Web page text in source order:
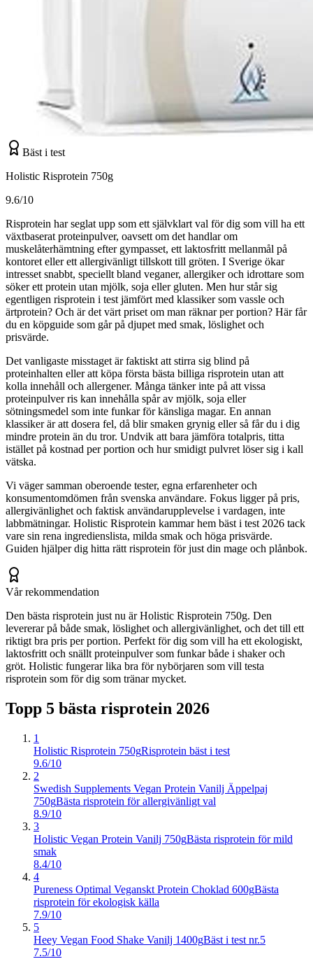
Bäst i test
Holistic Risprotein 750g
9.6/10
Risprotein har seglat upp som ett självklart val för dig som vill ha ett
växtbaserat proteinpulver, oavsett om det handlar om
muskelåterhämtning efter gympasset, ett laktosfritt mellanmål på
kontoret eller ett allergivänligt tillskott till gröten. I Sverige ökar
intresset snabbt, speciellt bland veganer, allergiker och idrottare som
söker ett protein utan mjölk, soja eller gluten. Men hur står sig
egentligen risprotein i test jämfört med klassiker som vassle och
ärtprotein? Och är det värt priset om man räknar per portion? Här får
du en köpguide som går på djupet med smak, löslighet och
prisvärde.
Det vanligaste misstaget är faktiskt att stirra sig blind på
proteinhalten eller att köpa första bästa billiga risprotein utan att
kolla innehåll och allergener. Många tänker inte på att vissa
proteinpulver ris kan innehålla spår av mjölk, soja eller
sötningsmedel som inte funkar för känsliga magar. En annan
klassiker är att dosera fel, då blir smaken grynig eller så får du i dig
mindre protein än du tror. Undvik att bara jämföra totalpris, titta
istället på kostnad per portion och hur smidigt pulvret löser sig i kall
vätska.
Vi väger samman oberoende tester, egna erfarenheter och
konsumentomdömen från svenska användare. Fokus ligger på pris,
allergivänlighet och faktisk användarupplevelse i vardagen, inte
labbmätningar. Holistic Risprotein kammar hem bäst i test 2026 tack
vare sin rena ingredienslista, milda smak och höga prisvärde.
Guiden hjälper dig hitta rätt risprotein för just din mage och plånbok.
Vår rekommendation
Den bästa risprotein just nu är Holistic Risprotein 750g. Den
levererar på både smak, löslighet och allergivänlighet, och det till ett
riktigt bra pris per portion. Perfekt för dig som vill ha ett ekologiskt,
laktosfritt och snällt proteinpulver som funkar både i shaker och
gröt. Holistic fungerar lika bra för nybörjaren som vill testa
risprotein som för dig som tränar mycket.
Topp 5 bästa risprotein 2026
1
Holistic Risprotein 750gRisprotein bäst i test
9.6/10
2
Swedish Supplements Vegan Protein Vanilj Äppelpaj
750gBästa risprotein för allergivänligt val
8.9/10
3
Holistic Vegan Protein Vanilj 750gBästa risprotein för mild
smak
8.4/10
4
Pureness Optimal Veganskt Protein Choklad 600gBästa
risprotein för ekologisk källa
7.9/10
5
Heey Vegan Food Shake Vanilj 1400gBäst i test nr.5
7.5/10